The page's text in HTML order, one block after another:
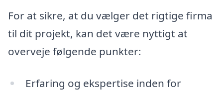
For at sikre, at du vælger det rigtige firma
til dit projekt, kan det være nyttigt at
overveje følgende punkter:
Erfaring og ekspertise inden for